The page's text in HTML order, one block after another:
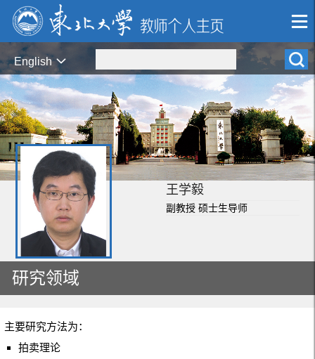
English
王学毅
副教授 硕士生导师
研究领域
主要研究方法为：
拍卖理论